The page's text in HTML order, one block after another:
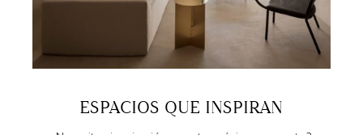
ESPACIOS QUE INSPIRAN